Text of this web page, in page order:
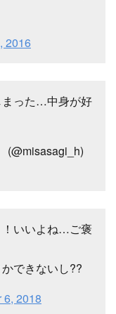
2016
まった…中身が好
(@misasagi_h)
！いいよね…ご褒
できないし??
6, 2018